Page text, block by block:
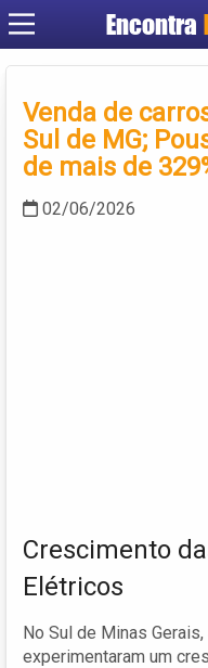
Encontra
Venda de
Sul de MG;
de mais de
02/06/2026
Crescimento
Elétricos
No Sul de Minas
experimentaram um